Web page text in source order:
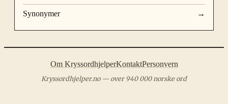
Synonymer →
Om KryssordhjelperKontaktPersonvern
Kryssordhjelper.no — over 940 000 norske ord